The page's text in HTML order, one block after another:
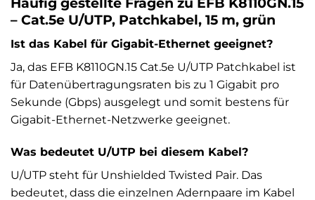
– Cat.5e U/UTP, Patchkabel, 15 m, grün
Ist das Kabel für Gigabit-Ethernet geeignet?
Ja, das EFB K8110GN.15 Cat.5e U/UTP Patchkabel ist
für Datenübertragungsraten bis zu 1 Gigabit pro
Sekunde (Gbps) ausgelegt und somit bestens für
Gigabit-Ethernet-Netzwerke geeignet.
Was bedeutet U/UTP bei diesem Kabel?
U/UTP steht für Unshielded Twisted Pair. Das
bedeutet, dass die einzelnen Adernpaare im Kabel